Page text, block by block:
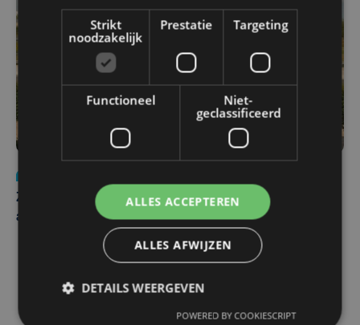
Zwaar ongeval op E403 in Izegem: drie rijstroken
afgesloten
Strikt
noodzakelijk
Prestatie Targeting
Functioneel
Niet-
geclassificeerd
ALLES ACCEPTEREN
ALLES AFWIJZEN
DETAILS WEERGEVEN
POWERED BY COOKIESCRIPT